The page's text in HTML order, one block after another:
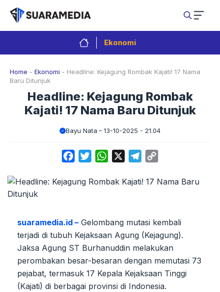
Langsung
isi
Ekonomi
Home - Ekonomi - Headline: Kejagung Rombak Kajati! 17 Nama
Baru Ditunjuk
Headline: Kejagung Rombak
Kajati! 17 Nama Baru Ditunjuk
Bayu Nata 13-10-2025 - 21.04
FacebookTwitterWhatsApp Telegram
suaramedia.id – Gelombang mutasi kembali
terjadi di tubuh Kejaksaan Agung (Kejagung).
Jaksa Agung ST Burhanuddin melakukan
perombakan besar-besaran dengan memutasi 73
pejabat, termasuk 17 Kepala Kejaksaan Tinggi
(Kajati) di berbagai provinsi di Indonesia.